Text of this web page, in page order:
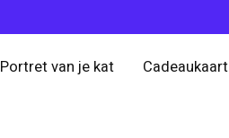
Portret van je kat Cadeaukaart